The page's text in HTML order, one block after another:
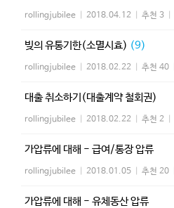
rollingjubilee 2018.04.12 추천 3
빚의 유통기한(소멸시효) (9)
rollingjubilee 2018.02.22 추천 40
대출 취소하기(대출계약 철회권)
rollingjubilee 2018.02.22 추천 2
가압류에 대해 - 급여/통장 압류
rollingjubilee 2018.01.05 추천 20
가압류에 대해 - 유체동산 압류